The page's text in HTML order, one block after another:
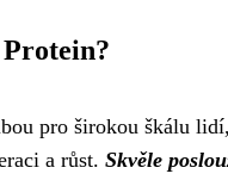
pro širokou škálu
a růst. Skvěle